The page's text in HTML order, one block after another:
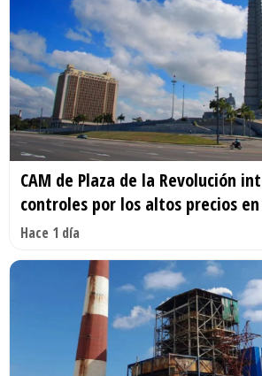
CAM de Plaza de la Revolución
controles por los altos precios
Hace 1 día